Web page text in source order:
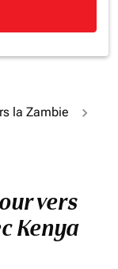
la Zambie
vers
Kenya